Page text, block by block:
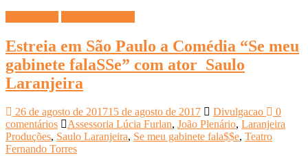
Estreia em São Paulo a Comédia “Se meu
gabinete falaSSe” com ator Saulo
Laranjeira
26 de agosto de 201715 de agosto de 2017 Divulgacao
0
comentários
Assessoria Lúcia Furlan, João Plenário, Laranjeira
Produções, Saulo Laranjeira, Se meu gabinete fala$$e, Teatro
Fernando Torres